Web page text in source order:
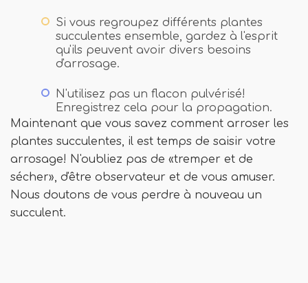
Si vous regroupez différents plantes
succulentes ensemble, gardez à l'esprit
qu'ils peuvent avoir divers besoins
d'arrosage.
N'utilisez pas un flacon pulvérisé!
Enregistrez cela pour la propagation.
Maintenant que vous savez comment arroser les
plantes succulentes, il est temps de saisir votre
arrosage! N'oubliez pas de «tremper et de
sécher», d'être observateur et de vous amuser.
Nous doutons de vous perdre à nouveau un
succulent.